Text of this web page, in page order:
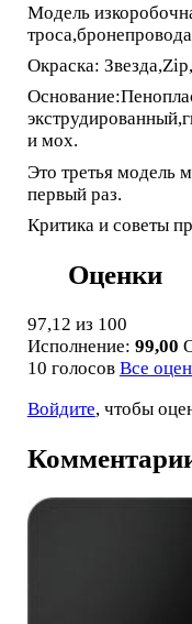
Модель
Окраска:
и мох.
Это третья модель
первый раз.
Критика и советы
Оценки
97,12 из 100
Исполнение: 99,00
10 голосов Все
Войдите, чтобы